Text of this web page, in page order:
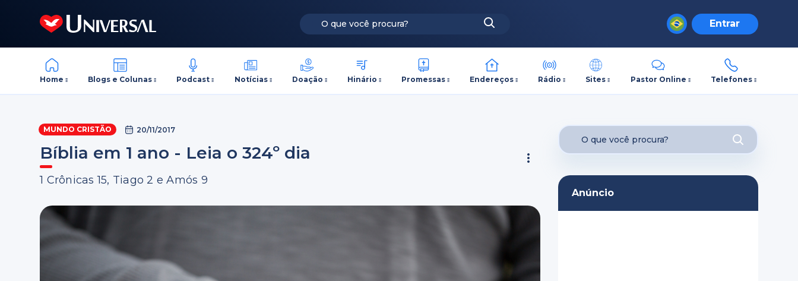
Entrar
Home Blogs e Colunas Podcast Notícias Doação Hinário Promessas Endereços Rádio Sites Pastor Online Telefones
MUNDO CRISTÃO 20/11/2017
Bíblia em 1 ano - Leia o 324º dia
1 Crônicas 15, Tiago 2 e Amós 9
Anúncio